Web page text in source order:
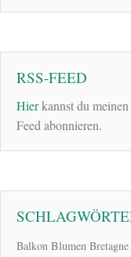
RSS-FEED
Hierkannst du
Feed abonnieren.
Balkon Blumen Bretagne